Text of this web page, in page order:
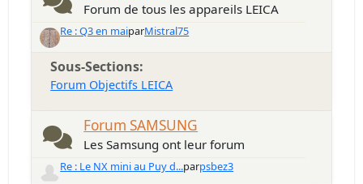
Forum de tous les appareils LEICA
Re : Q3 en maiparMistral75
Sous-Sections
Forum Objectifs LEICA
Forum SAMSUNG
Les Samsung ont leur forum
Re : Le NX mini au Puy d...parpsbez3